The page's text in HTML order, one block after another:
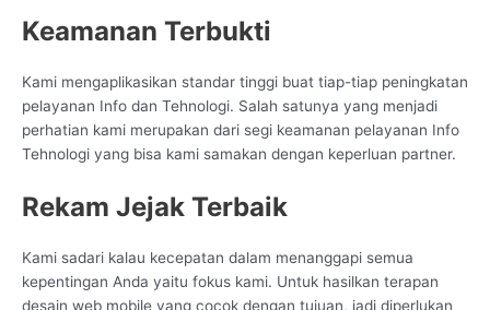
Keamanan Terbukti
Kami mengaplikasikan standar tinggi buat tiap-tiap peningkatan
pelayanan Info dan Tehnologi. Salah satunya yang menjadi
perhatian kami merupakan dari segi keamanan pelayanan Info
Tehnologi yang bisa kami samakan dengan keperluan partner.
Rekam Jejak Terbaik
Kami sadari kalau kecepatan dalam menanggapi semua
kepentingan Anda yaitu fokus kami. Untuk hasilkan terapan
desain web mobile yang cocok dengan tujuan, jadi diperlukan